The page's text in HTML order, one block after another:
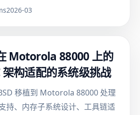
2026-03
Motorola 88000 上的
架构适配的系统级挑战
移植到 Motorola 88000 处理
持、内存子系统设计、工具链适